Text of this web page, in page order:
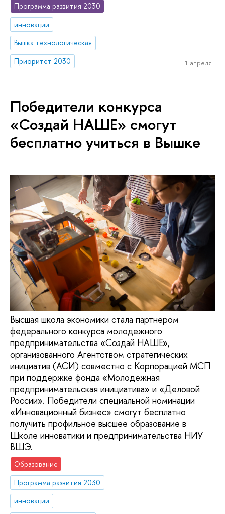
Программа развития 2030
инновации
Вышка технологическая
Приоритет 2030
1 апреля
Победители конкурса
«Создай НАШЕ» смогут
бесплатно учиться в Вышке
Высшая школа экономики стала партнером
федерального конкурса молодежного
предпринимательства «Создай НАШЕ»,
организованного Агентством стратегических
инициатив (АСИ) совместно с Корпорацией МСП
при поддержке фонда «Молодежная
предпринимательская инициатива» и «Деловой
России». Победители специальной номинации
«Инновационный бизнес» смогут бесплатно
получить профильное высшее образование в
Школе инноватики и предпринимательства НИУ
ВШЭ.
Образование
Программа развития 2030
инновации